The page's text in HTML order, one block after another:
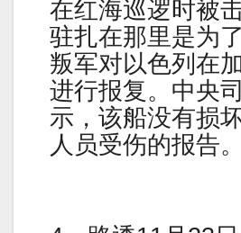
在红海巡逻时被
驻扎在那里是为
叛军对以色列在
进行报复。中央
示，该船没有损
人员受伤的报告。